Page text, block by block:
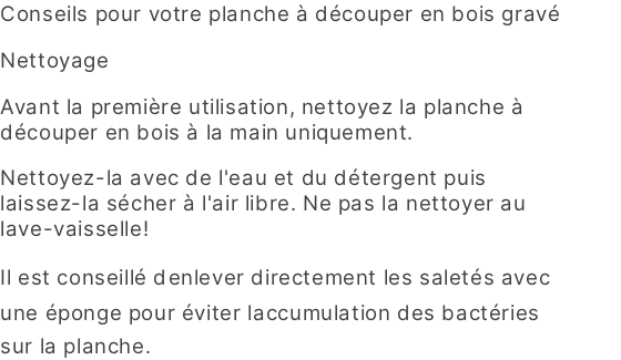
Conseils pour votre planche à découper en bois gravé
Nettoyage
Avant la première utilisation, nettoyez la planche à
découper en bois à la main uniquement.
Nettoyez-la avec de l'eau et du détergent puis
laissez-la sécher à l'air libre. Ne pas la nettoyer au
lave-vaisselle!
Il est conseillé denlever directement les saletés avec
une éponge pour éviter laccumulation des bactéries
sur la planche.